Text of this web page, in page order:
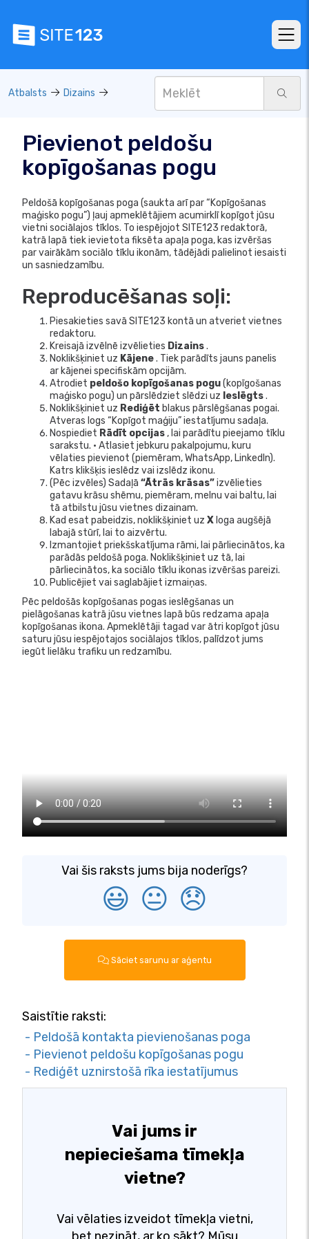
Atbalsts Dizains
Pievienot peldošu
kopīgošanas pogu
Peldošā kopīgošanas poga (saukta arī par “Kopīgošanas
maģisko pogu”) ļauj apmeklētājiem acumirklī kopīgot jūsu
vietni sociālajos tīklos. To iespējojot SITE123 redaktorā,
katrā lapā tiek ievietota fiksēta apaļa poga, kas izvēršas
par vairākām sociālo tīklu ikonām, tādējādi palielinot iesaisti
un sasniedzamību.
Reproducēšanas soļi:
Piesakieties savā SITE123 kontā un atveriet vietnes
redaktoru.
Kreisajā izvēlnē izvēlieties Dizains.
Noklikšķiniet uz Kājene. Tiek parādīts jauns panelis
ar kājenei specifiskām opcijām.
Atrodiet peldošo kopīgošanas pogu(kopīgošanas
maģisko pogu) un pārslēdziet slēdzi uz Ieslēgts.
Noklikšķiniet uz Rediģēt blakus pārslēgšanas pogai.
Atveras logs “Kopīgot maģiju” iestatījumu sadaļa.
Nospiediet Rādīt opcijas , lai parādītu pieejamo tīklu
sarakstu. • Atlasiet jebkuru pakalpojumu, kuru
vēlaties pievienot (piemēram, WhatsApp, LinkedIn).
Katrs klikšķis ieslēdz vai izslēdz ikonu.
(Pēc izvēles) Sadaļā “Ātrās krāsas”izvēlieties
gatavu krāsu shēmu, piemēram, melnu vai baltu, lai
tā atbilstu jūsu vietnes dizainam.
Kad esat pabeidzis, noklikšķiniet uz X loga augšējā
labajā stūrī, lai to aizvērtu.
Izmantojiet priekšskatījuma rāmi, lai pārliecinātos, ka
parādās peldošā poga. Noklikšķiniet uz tā, lai
pārliecinātos, ka sociālo tīklu ikonas izvēršas pareizi.
Publicējiet vai saglabājiet izmaiņas.
Pēc peldošās kopīgošanas pogas ieslēgšanas un
pielāgošanas katrā jūsu vietnes lapā būs redzama apaļa
kopīgošanas ikona. Apmeklētāji tagad var ātri kopīgot jūsu
saturu jūsu iespējotajos sociālajos tīklos, palīdzot jums
iegūt lielāku trafiku un redzamību.
Vai šis raksts jums bija noderīgs?
😃 😐 😞
Sāciet sarunu ar aģentu
Saistītie raksti:
- Peldošā kontakta pievienošanas poga
- Pievienot peldošu kopīgošanas pogu
- Rediģēt uznirstošā rīka iestatījumus
Vai jums ir
nepieciešama tīmekļa
vietne?
Vai vēlaties izveidot tīmekļa vietni,